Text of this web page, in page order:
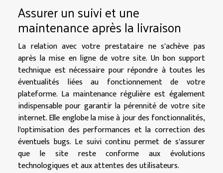
Assurer un suivi et une
maintenance après la livraison
La relation avec votre prestataire ne s'achève pas
après la mise en ligne de votre site. Un bon support
technique est nécessaire pour répondre à toutes les
éventualités liées au fonctionnement de votre
plateforme. La maintenance régulière est également
indispensable pour garantir la pérennité de votre site
internet. Elle englobe la mise à jour des fonctionnalités,
l'optimisation des performances et la correction des
éventuels bugs. Le suivi continu permet de s'assurer
que le site reste conforme aux évolutions
technologiques et aux attentes des utilisateurs.